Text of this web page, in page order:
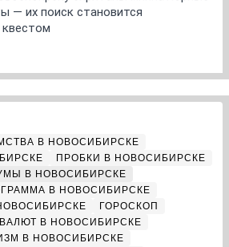
— их поиск становится
В НОВОСИБИРСКЕ
ПРОБКИ В НОВОСИБИРСКЕ
В НОВОСИБИРСКЕ
В НОВОСИБИРСКЕ
ГОРОСКОП
В НОВОСИБИРСКЕ
В НОВОСИБИРСКЕ